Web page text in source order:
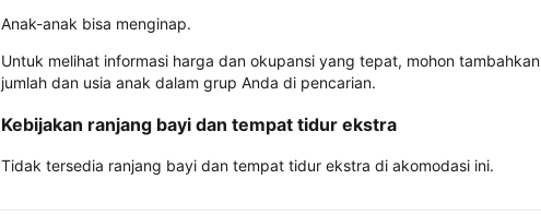
Anak-anak bisa menginap.
Untuk melihat informasi harga dan okupansi yang tepat, mohon tambahkan
jumlah dan usia anak dalam grup Anda di pencarian.
Kebijakan ranjang bayi dan tempat tidur ekstra
Tidak tersedia ranjang bayi dan tempat tidur ekstra di akomodasi ini.